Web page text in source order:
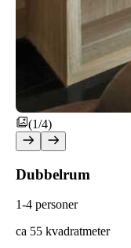
(1/4)
Dubbelrum
1-4 personer
ca 55 kvadratmeter